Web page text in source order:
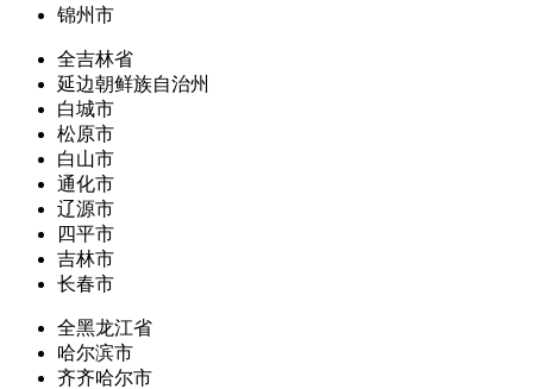
锦州市
全吉林省
延边朝鲜族自治州
白城市
松原市
白山市
通化市
辽源市
四平市
吉林市
长春市
全黑龙江省
哈尔滨市
齐齐哈尔市